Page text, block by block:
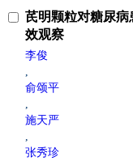
芪明颗粒对糖尿
效观察
李俊
,
俞颂平
,
施天严
,
张秀珍